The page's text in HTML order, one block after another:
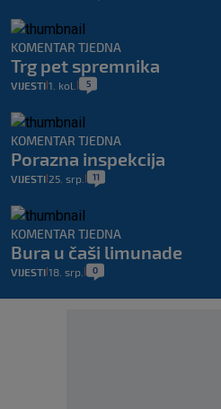
KOMENTAR TJEDNA
Trg pet spremnika
VIJESTI 1. kol. 5
KOMENTAR TJEDNA
Porazna inspekcija
VIJESTI 25. srp. 11
KOMENTAR TJEDNA
Bura u čaši limunade
VIJESTI 18. srp. 0